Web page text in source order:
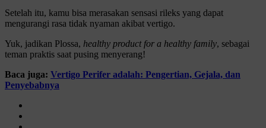
Setelah itu, kamu bisa merasakan sensasi rileks yang dapat
mengurangi rasa tidak nyaman akibat vertigo.
Yuk, jadikan Plossa, healthy product for a healthy family, sebagai
teman praktis saat pusing menyerang!
Baca juga: Vertigo Perifer adalah: Pengertian, Gejala, dan
Penyebabnya